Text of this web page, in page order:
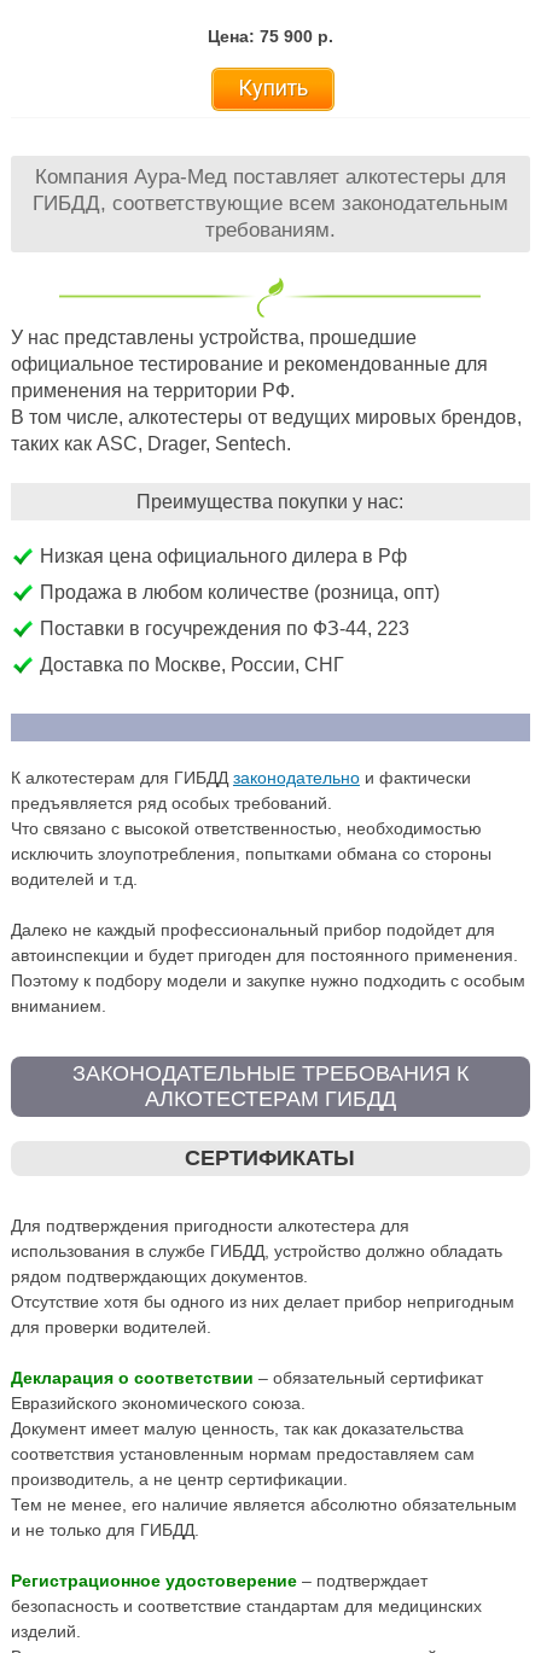
Цена: 75 900 р.
Купить
Компания Аура-Мед поставляет алкотестеры для
ГИБДД, соответствующие всем законодательным
требованиям.
У нас представлены устройства, прошедшие
официальное тестирование и рекомендованные для
применения на территории РФ.
В том числе, алкотестеры от ведущих мировых брендов,
таких как ASC, Drager, Sentech.
Преимущества покупки у нас:
Низкая цена официального дилера в Рф
Продажа в любом количестве (розница, опт)
Поставки в госучреждения по ФЗ-44, 223
Доставка по Москве, России, СНГ
К алкотестерам для ГИБДД законодательнои фактически
предъявляется ряд особых требований.
Что связано с высокой ответственностью, необходимостью
исключить злоупотребления, попытками обмана со стороны
водителей и т.д.
Далеко не каждый профессиональный прибор подойдет для
автоинспекции и будет пригоден для постоянного применения.
Поэтому к подбору модели и закупке нужно подходить с особым
вниманием.
ЗАКОНОДАТЕЛЬНЫЕ ТРЕБОВАНИЯ К
АЛКОТЕСТЕРАМ ГИБДД
СЕРТИФИКАТЫ
Для подтверждения пригодности алкотестера для
использования в службе ГИБДД, устройство должно обладать
рядом подтверждающих документов.
Отсутствие хотя бы одного из них делает прибор непригодным
для проверки водителей.
Декларация о соответствии – обязательный сертификат
Евразийского экономического союза.
Документ имеет малую ценность, так как доказательства
соответствия установленным нормам предоставляем сам
производитель, а не центр сертификации.
Тем не менее, его наличие является абсолютно обязательным
и не только для ГИБДД.
Регистрационное удостоверение– подтверждает
безопасность и соответствие стандартам для медицинских
изделий.